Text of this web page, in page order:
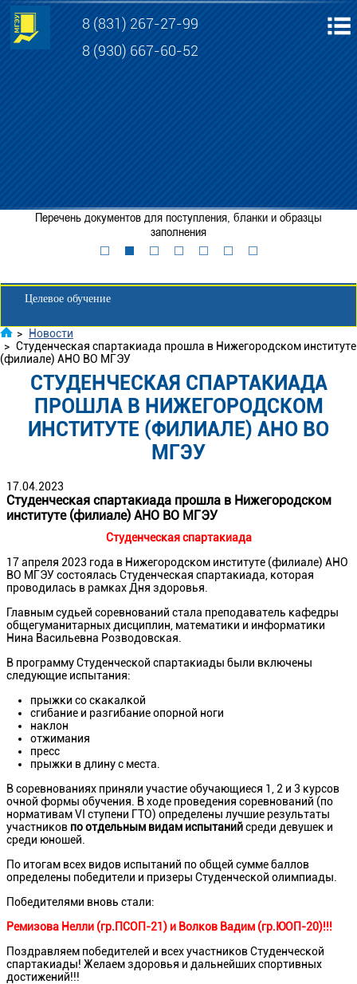
8 (831) 267-27-99
8 (930) 667-60-52
Перечень документов для поступления, бланки и образцы
заполнения
Забронировать место
Личный кабинет для абитуриента
Целевое обучение
>
Новости
> Студенческая спартакиада прошла в Нижегородском институте
(филиале) АНО ВО МГЭУ
СТУДЕНЧЕСКАЯ СПАРТАКИАДА
ПРОШЛА В НИЖЕГОРОДСКОМ
ИНСТИТУТЕ (ФИЛИАЛЕ) АНО ВО
МГЭУ
17.04.2023
Студенческая спартакиада прошла в Нижегородском
институте (филиале) АНО ВО МГЭУ
Студенческая спартакиада
17 апреля 2023 года в Нижегородском институте (филиале) АНО
ВО МГЭУ состоялась Студенческая спартакиада, которая
проводилась в рамках Дня здоровья.
Главным судьей соревнований стала преподаватель кафедры
общегуманитарных дисциплин, математики и информатики
Нина Васильевна Розводовская.
В программу Студенческой спартакиады были включены
следующие испытания:
прыжки со скакалкой
сгибание и разгибание опорной ноги
наклон
отжимания
пресс
прыжки в длину с места.
В соревнованиях приняли участие обучающиеся 1, 2 и 3 курсов
очной формы обучения. В ходе проведения соревнований (по
нормативам VI ступени ГТО) определены лучшие результаты
участников по отдельным видам испытанийсреди девушек и
среди юношей.
По итогам всех видов испытаний по общей сумме баллов
определены победители и призеры Студенческой олимпиады.
Победителями вновь стали:
Ремизова Нелли (гр.ПСОП-21) и Волков Вадим (гр.ЮОП-20)!!!
Поздравляем победителей и всех участников Студенческой
спартакиады! Желаем здоровья и дальнейших спортивных
достижений!!!